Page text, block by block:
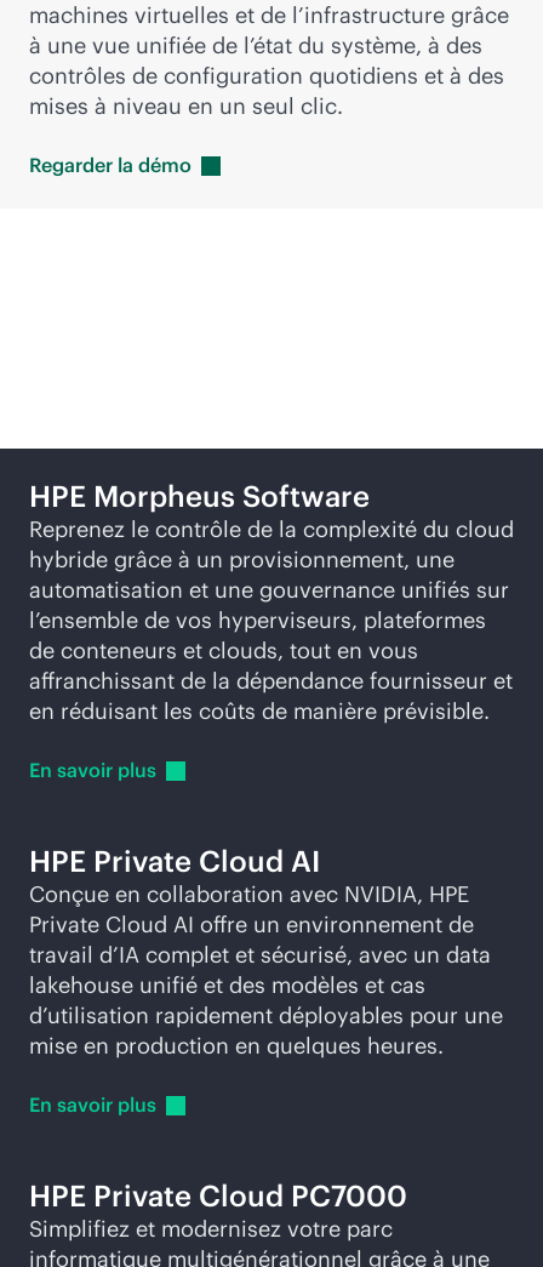
machines virtuelles et de l’infrastructure grâce
à une vue unifiée de l’état du système, à des
contrôles de configuration quotidiens et à des
mises à niveau en un seul clic.
Regarder la démo
HPE Morpheus Software
Reprenez le contrôle de la complexité du cloud
hybride grâce à un provisionnement, une
automatisation et une gouvernance unifiés sur
l’ensemble de vos hyperviseurs, plateformes
de conteneurs et clouds, tout en vous
affranchissant de la dépendance fournisseur et
en réduisant les coûts de manière prévisible.
En savoir plus
HPE Private Cloud AI
Conçue en collaboration avec NVIDIA, HPE
Private Cloud AI offre un environnement de
travail d’IA complet et sécurisé, avec un data
lakehouse unifié et des modèles et cas
d’utilisation rapidement déployables pour une
mise en production en quelques heures.
En savoir plus
HPE Private Cloud PC7000
Simplifiez et modernisez votre parc
informatique multigénérationnel grâce à une